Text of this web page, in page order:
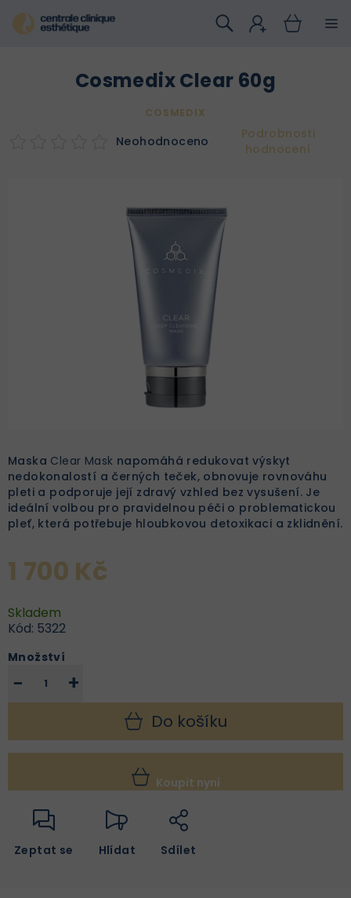
na
obsah
Maska Clear Mask napomáhá redukovat výskyt
nedokonalostí a černých teček, obnovuje rovnováhu
pleti a podporuje její zdravý vzhled bez vysušení. Je
ideální volbou pro pravidelnou péči o problematickou
pleť, která potřebuje hloubkovou detoxikaci a zklidnění.
1 700 Kč
Skladem
Kód: 5322
Množství
+
−
Do košíku
Koupit nyní
Zeptat se Hlídat Sdílet
Cosmedix Clear 60g
COSMEDIX
Neohodnoceno
Podrobnosti
hodnocení